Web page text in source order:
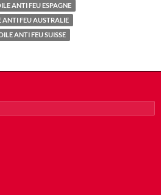
ANTI FEU ESPAGNE
ANTI FEU AUSTRALIE
ANTI FEU SUISSE